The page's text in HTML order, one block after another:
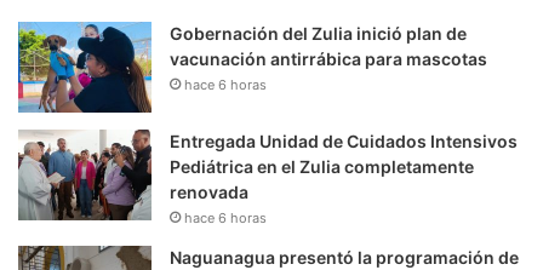
Gobernación del Zulia inició plan de
vacunación antirrábica para mascotas
hace 6 horas
Entregada Unidad de Cuidados Intensivos
Pediátrica en el Zulia completamente
renovada
hace 6 horas
Naguanagua presentó la programación de